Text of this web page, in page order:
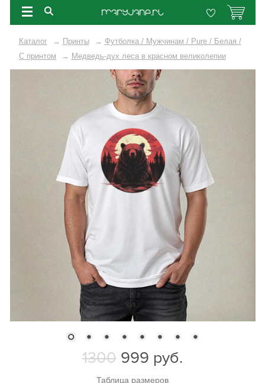
Каталог → Принты → Футболка / Мужчинам / Pure / Белая /
C принтом
→ Медведь-дух леса в красном великолепии
1300 999 руб.
Таблица размеров